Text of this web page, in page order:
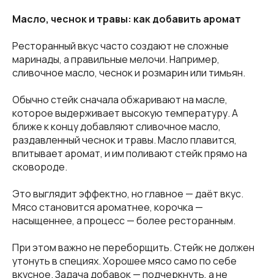
Масло, чеснок и травы: как добавить аромат
Ресторанный вкус часто создают не сложные
маринады, а правильные мелочи. Например,
сливочное масло, чеснок и розмарин или тимьян.
Обычно стейк сначала обжаривают на масле,
которое выдерживает высокую температуру. А
ближе к концу добавляют сливочное масло,
раздавленный чеснок и травы. Масло плавится,
впитывает аромат, и им поливают стейк прямо на
сковороде.
Это выглядит эффектно, но главное — даёт вкус.
Мясо становится ароматнее, корочка —
насыщеннее, а процесс — более ресторанным.
При этом важно не переборщить. Стейк не должен
утонуть в специях. Хорошее мясо само по себе
вкусное. Задача добавок — подчеркнуть, а не